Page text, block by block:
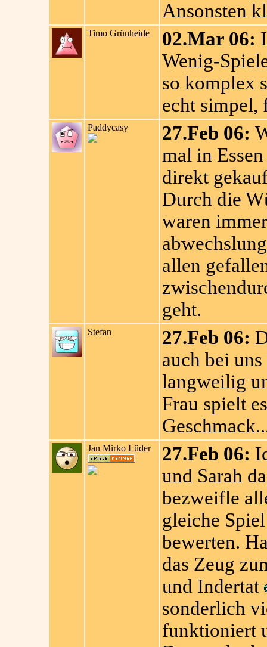
Ansonsten
Timo Grünheide 02.Mar 06:
Wenig-
so komplex
echt simpel,
Paddycasy 27.Feb 06:
mal in
direkt
Durch die
waren
allen
geht.
Stefan 27.Feb 06:
auch bei
langweilig
Frau spielt
Jan Mirko Lüder 27.Feb 06:
und Sarah
bezweifle
gleiche
bewerten.
das Zeug
und Indertat
sonderlich
funktioniert